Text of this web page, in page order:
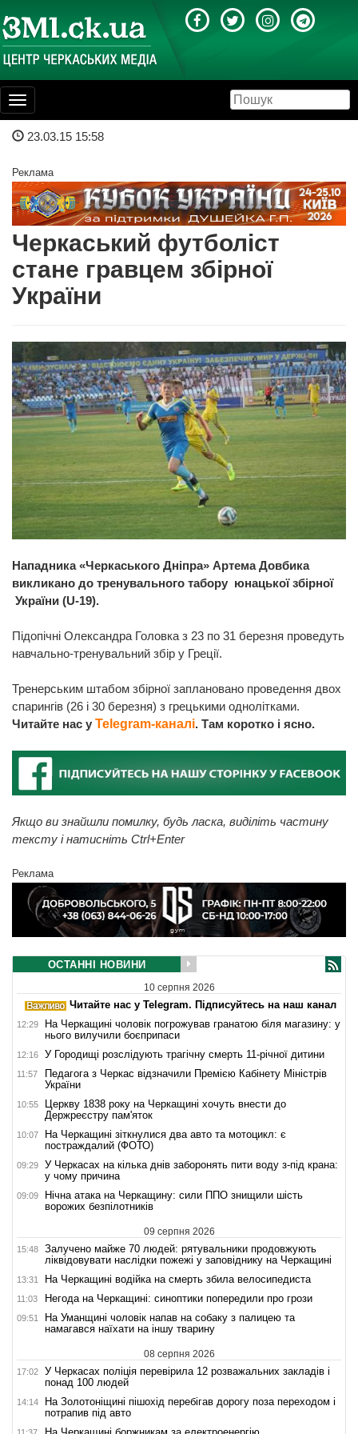
Toggle
navigation
23.03.15 15:58
Реклама
Черкаський футболіст
стане гравцем збірної
України
Нападника «Черкаського Дніпра» Артема Довбика
викликано до тренувального табору юнацької збірної
України (U-19).
Підопічні Олександра Головка з 23 по 31 березня проведуть
навчально-тренувальний збір у Греції.
Тренерським штабом збірної заплановано проведення двох
спарингів (26 і 30 березня) з грецькими однолітками.
Читайте нас у Telegram-каналі. Там коротко і ясно.
Якщо ви знайшли помилку, будь ласка, виділіть частину
тексту і натисніть Ctrl+Enter
Реклама
ОСТАННІ НОВИНИ
10 серпня 2026
Читайте нас у Telegram. Підписуйтесь на наш канал
12:29
На Черкащині чоловік погрожував гранатою біля магазину: у
нього вилучили боєприпаси
12:16 У Городищі розслідують трагічну смерть 11-річної дитини
11:57
Педагога з Черкас відзначили Премією Кабінету Міністрів
України
10:55
Церкву 1838 року на Черкащині хочуть внести до
Держреєстру пам'яток
10:07
На Черкащині зіткнулися два авто та мотоцикл: є
постраждалий (ФОТО)
09:29
У Черкасах на кілька днів заборонять пити воду з-під крана:
у чому причина
09:09
Нічна атака на Черкащину: сили ППО знищили шість
ворожих безпілотників
09 серпня 2026
15:48
Залучено майже 70 людей: рятувальники продовжують
ліквідовувати наслідки пожежі у заповіднику на Черкащині
13:31 На Черкащині водійка на смерть збила велосипедиста
11:03 Негода на Черкащині: синоптики попередили про грози
09:51
На Уманщині чоловік напав на собаку з палицею та
намагався наїхати на іншу тварину
08 серпня 2026
17:02
У Черкасах поліція перевірила 12 розважальних закладів і
понад 100 людей
14:14
На Золотоніщині пішохід перебігав дорогу поза переходом і
потрапив під авто